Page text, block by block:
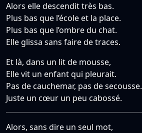
Alors elle descendit très bas.
Plus bas que l’école et la place.
Plus bas que l’ombre du chat.
Elle glissa sans faire de traces.
Et là, dans un lit de mousse,
Elle vit un enfant qui pleurait.
Pas de cauchemar, pas de secousse.
Juste un cœur un peu cabossé.
Alors, sans dire un seul mot,